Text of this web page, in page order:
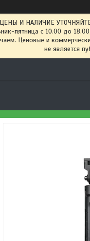
И НАЛИЧИЕ
пятница с 10.00 до
Ценовые и
не является